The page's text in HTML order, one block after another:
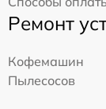
Ремонт
Кофемашин
Пылесосов